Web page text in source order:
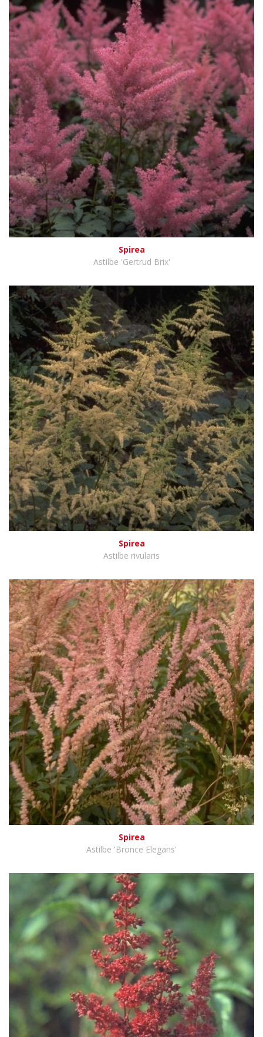
Spirea
Astilbe 'Gertrud Brix'
Spirea
Astilbe rivularis
Spirea
Astilbe 'Bronce Elegans'